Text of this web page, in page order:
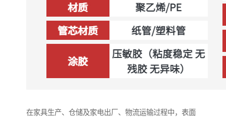
在家具生产、仓储及家电出厂、物流运输过程中，表面